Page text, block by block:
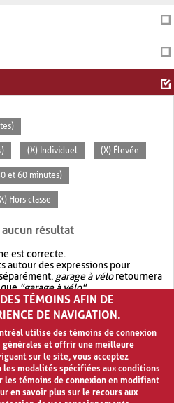
(X) Individuel (X) Élevée
et 60 minutes)
Hors classe
résultat
est correcte.
autour des expressions pour
garage à véloretournera
que"garage à vélo".
recherche avec OR.garage OR vélo
résultat quegarage à vélo
TÉMOINS AFIN DE
DE NAVIGATION.
utilise des témoins de connexion
et offrir une meilleure
sur le site, vous acceptez
modalités spécifiées aux conditions
les témoins de connexion en modifiant
en savoir plus sur le recours aux